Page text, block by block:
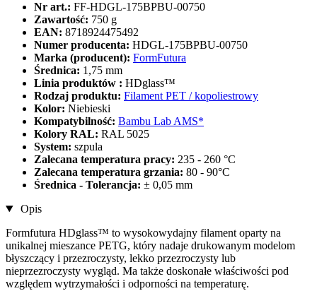
Nr art.: FF-HDGL-175BPBU-00750
Zawartość: 750 g
EAN: 8718924475492
Numer producenta: HDGL-175BPBU-00750
Marka (producent): FormFutura
Średnica: 1,75 mm
Linia produktów : HDglass™
Rodzaj produktu: Filament PET / kopoliestrowy
Kolor: Niebieski
Kompatybilność: Bambu Lab AMS*
Kolory RAL: RAL 5025
System: szpula
Zalecana temperatura pracy: 235 - 260 °C
Zalecana temperatura grzania: 80 - 90°C
Średnica - Tolerancja: ± 0,05 mm
Opis
Formfutura HDglass™ to wysokowydajny filament oparty na
unikalnej mieszance PETG, który nadaje drukowanym modelom
błyszczący i przezroczysty, lekko przezroczysty lub
nieprzezroczysty wygląd. Ma także doskonałe właściwości pod
względem wytrzymałości i odporności na temperaturę.